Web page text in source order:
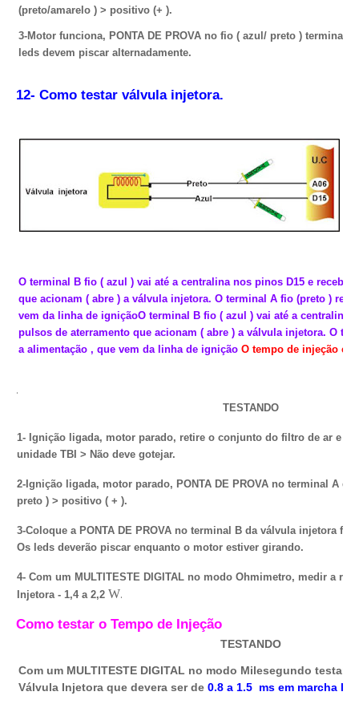
(preto/amarelo ) > positivo (+ ).
3-Motor funciona, PONTA DE PROVA no fio ( azul/ preto ) terminal
leds devem piscar alternadamente.
12- Como testar válvula injetora.
O terminal B fio ( azul ) vai até a centralina nos pinos D15 e recebe
que acionam ( abre ) a válvula injetora. O terminal A fio (preto )
vem da linha de igniçãoO terminal B fio ( azul ) vai até a centralina
pulsos de aterramento que acionam ( abre ) a válvula injetora. O
a alimentação , que vem da linha de ignição O tempo de injeção é
.
TESTANDO
1- Ignição ligada, motor parado, retire o conjunto do filtro de ar e
unidade TBI > Não deve gotejar.
2-Ignição ligada, motor parado, PONTA DE PROVA no terminal A
preto ) > positivo ( + ).
3-Coloque a PONTA DE PROVA no terminal B da válvula injetora fio
Os leds deverão piscar enquanto o motor estiver girando.
4- Com um MULTITESTE DIGITAL no modo Ohmimetro, medir a
Injetora - 1,4 a 2,2 W.
Como testar o Tempo de Injeção
TESTANDO
Com um MULTITESTE DIGITAL no modo Milesegundo testar
Válvula Injetora que devera ser de 0.8 a 1.5 ms em marcha